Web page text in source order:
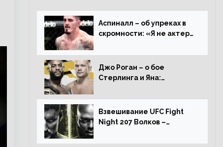
Аспиналл – об упреках в
скромности: «Я не актер
говорить дерьмо»
Джо Роган – о бое
Стерлинга и Яна:
решению, Алджамейн
определенно выиграл»
Взвешивание UFC Fight
Night 207 Волков –
результаты